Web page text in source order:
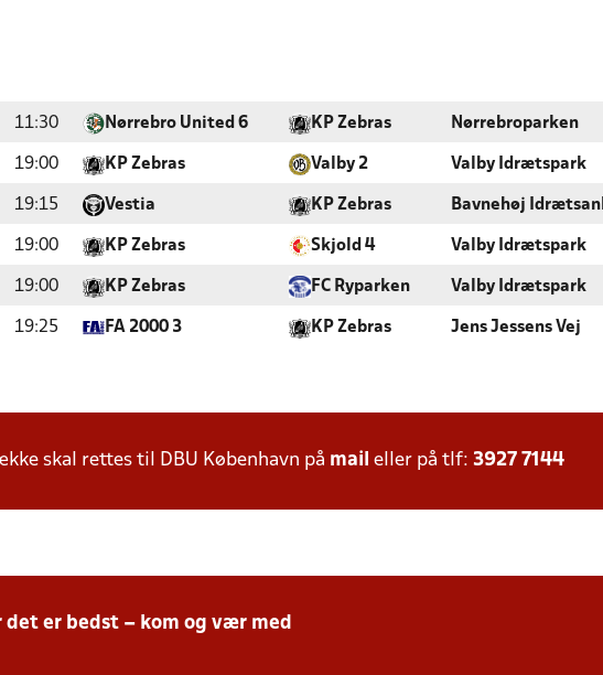
11:30 Nørrebro United 6 KP Zebras Nørrebroparken
19:00 KP Zebras Valby 2 Valby Idrætspark
19:15 Vestia KP Zebras Bavnehøj
19:00 KP Zebras Skjold 4 Valby Idrætspark
19:00 KP Zebras FC Ryparken Valby Idrætspark
19:25 FA 2000 3 KP Zebras Jens Jessens Vej
skal rettes til DBU København på mail eller på tlf: 3927 7144
er bedst – kom og vær med